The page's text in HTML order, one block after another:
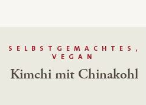
SELBSTGEMACHTES,
VEGAN
Kimchi mit Chinakohl